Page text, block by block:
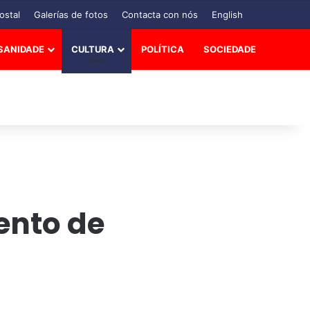
Galerías de fotos Contacta con nós English
CULTURA POLÍTICA SOCIEDADE
de